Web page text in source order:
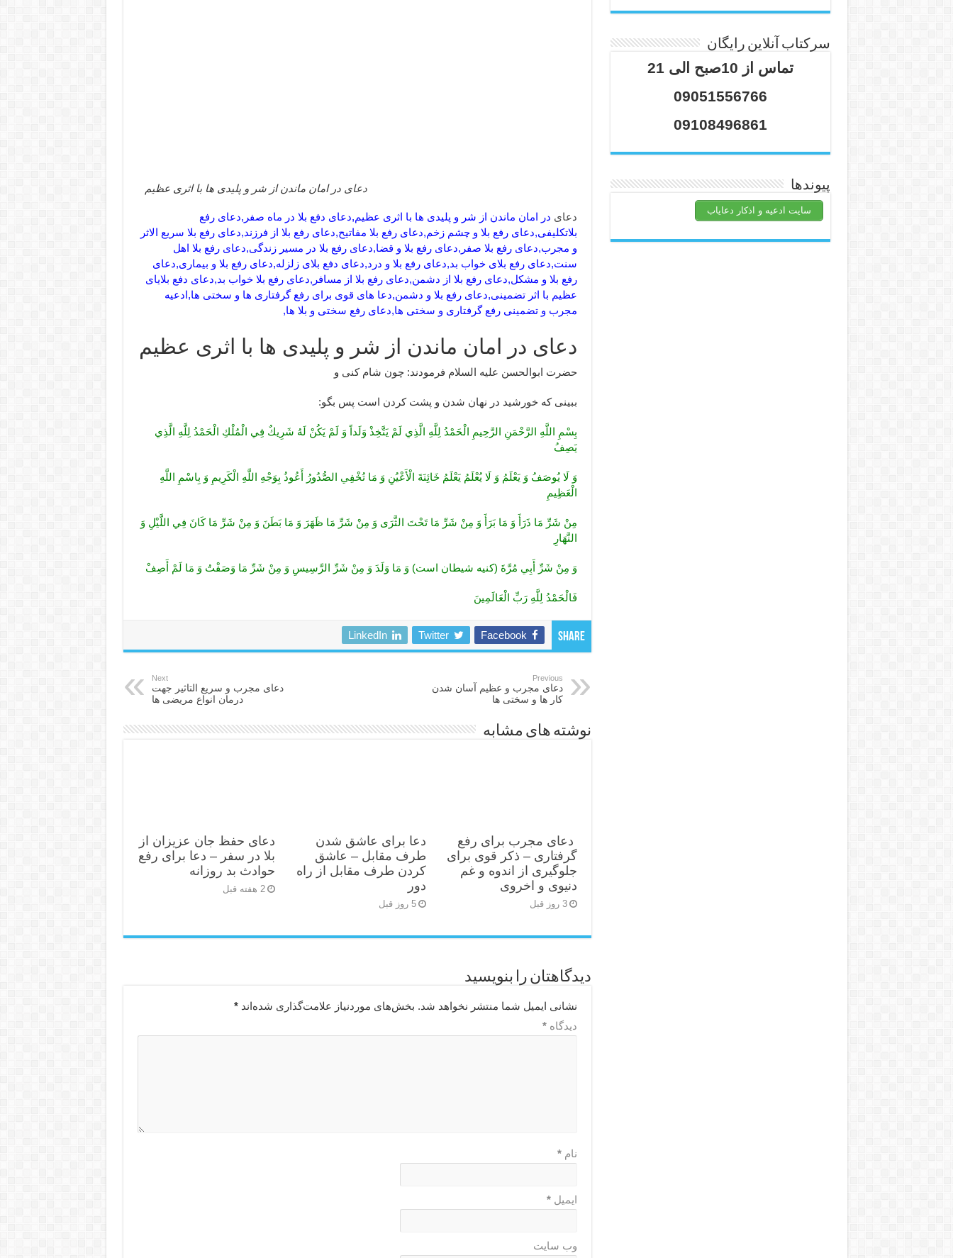
دعای در امان ماندن از شر و پلیدی ها با اثری عظیم
دعای در امان ماندن از شر و پلیدی ها با اثری عظیم,دعای دفع بلا در ماه صفر,دعای رفع
بلاتکلیفی,دعای رفع بلا و چشم زخم,دعای رفع بلا مفاتیح,دعای رفع بلا از فرزند,دعای رفع بلا سریع الاثر
و مجرب,دعای رفع بلا صفر,دعای رفع بلا و قضا,دعای رفع بلا در مسیر زندگی,دعای رفع بلا اهل
سنت,دعای رفع بلای خواب بد,دعای رفع بلا و درد,دعای دفع بلای زلزله,دعای رفع بلا و بیماری,دعای
رفع بلا و مشکل,دعای رفع بلا از دشمن,دعای رفع بلا از مسافر,دعای رفع بلا خواب بد,دعای دفع بلایای
عظیم با اثر تضمینی,دعای رفع بلا و دشمن,دعا های قوی برای رفع گرفتاری ها و سختی ها,ادعیه
مجرب و تضمینی رفع گرفتاری و سختی ها,دعای رفع سختی و بلا ها,
دعای در امان ماندن از شر و پلیدی ها با اثری عظیم
حضرت ابوالحسن عليه السلام فرمودند: چون شام كنى و
ببينى كه خورشيد در نهان شدن و پشت كردن است پس بگو:
بِسْمِ اللَّهِ الرَّحْمَنِ الرَّحِيمِ الْحَمْدُ لِلَّهِ الَّذِي لَمْ يَتَّخِذْ وَلَداً وَ لَمْ يَكُنْ لَهُ شَرِيكٌ فِي الْمُلْكِ الْحَمْدُ لِلَّهِ الَّذِي
يَصِفُ
وَ لَا يُوصَفُ وَ يَعْلَمُ وَ لَا يُعْلَمُ يَعْلَمُ خَائِنَةَ الْأَعْيُنِ وَ مَا تُخْفِي الصُّدُورُ أَعُوذُ بِوَجْهِ اللَّهِ الْكَرِيمِ وَ بِاسْمِ اللَّهِ
الْعَظِيمِ
مِنْ شَرِّ مَا ذَرَأَ وَ مَا بَرَأَ وَ مِنْ شَرِّ مَا تَحْتَ الثَّرَى وَ مِنْ شَرِّ مَا ظَهَرَ وَ مَا بَطَنَ وَ مِنْ شَرِّ مَا كَانَ فِي اللَّيْلِ وَ
النَّهَارِ
وَ مِنْ شَرِّ أَبِي مُرَّةَ (کنیه شیطان است) وَ مَا وَلَدَ وَ مِنْ شَرِّ الرَّسِيسِ وَ مِنْ شَرِّ مَا وَصَفْتُ وَ مَا لَمْ أَصِفْ
فَالْحَمْدُ لِلَّهِ رَبِّ الْعَالَمِينَ
Share
Facebook
Twitter
LinkedIn
Previous
دعای مجرب و عظیم آسان شدن
کار ها و سختی ها
Next
دعای مجرب و سریع التاثیر جهت
درمان انواع مریضی ها
نوشته های مشابه
دعای مجرب برای رفع
گرفتاری – ذکر قوی برای
جلوگیری از اندوه و غم
دنیوی و اخروی
3 روز قبل
دعا برای عاشق شدن
طرف مقابل – عاشق
کردن طرف مقابل از راه
دور
5 روز قبل
دعای حفظ جان عزیزان از
بلا در سفر – دعا برای رفع
حوادث بد روزانه
2 هفته قبل
دیدگاهتان را بنویسید
نشانی ایمیل شما منتشر نخواهد شد. بخش‌های موردنیاز علامت‌گذاری شده‌اند*
دیدگاه*
نام*
ایمیل*
وب‌ سایت
سرکتاب آنلاین رایگان
تماس از 10صبح الی 21
09051556766
09108496861
پیوندها
سایت ادعیه و اذکار دعایاب